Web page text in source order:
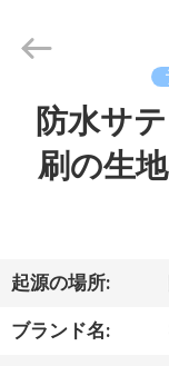
製
品
2015
Supplier防水サ
刷の生
起源の場所:
ブランド名: